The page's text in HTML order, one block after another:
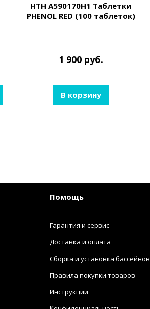
HTH A590170H1 Таблетки
PHENOL RED (100 таблеток)
1 900 руб.
В корзину
Помощь
Гарантия и сервис
Доставка и оплата
Сборка и установка бассейнов
Правила покупки товаров
Инструкции